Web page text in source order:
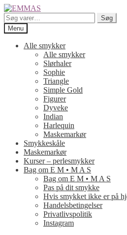
Spring
til
navigation
Spring
til
indhold
Søg
efter:
Søg
Menu
Alle smykker
Alle smykker
Slørhaler
Sophie
Triangle
Simple Gold
Figurer
Dyveke
Indian
Harlequin
Maskemarkør
Smykkeskåle
Maskemarkør
Kurser – perlesmykker
Bag om E M • M A S
Bag om E M • M A S
Pas på dit smykke
Hvis smykket ikke er på
Handelsbetingelser
Privatlivspolitik
Instagram